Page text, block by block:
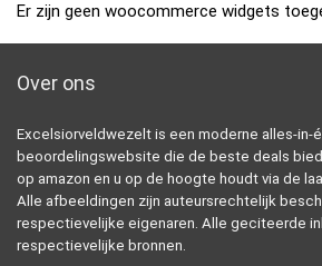
Er zijn geen woocommerce widgets
Over ons
Excelsiorveldwezelt is een moderne alles-in-
beoordelingswebsite die de beste deals
op amazon en u op de hoogte houdt via de
Alle afbeeldingen zijn auteursrechtelijk
respectievelijke eigenaren. Alle geciteerde
respectievelijke bronnen.